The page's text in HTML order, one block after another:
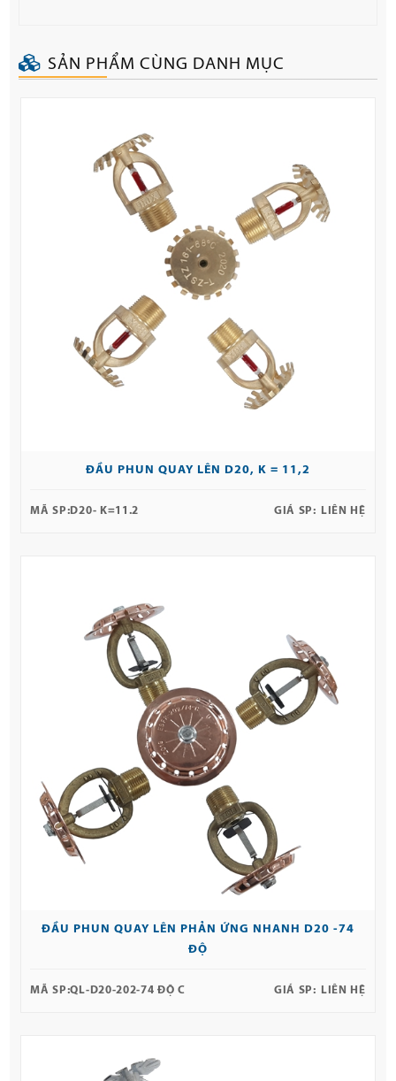
SẢN PHẨM CÙNG DANH MỤC
ĐẦU PHUN QUAY LÊN D20, K = 11,2
MÃ SP:D20- K=11.2 GIÁ SP: LIÊN HỆ
ĐẦU PHUN QUAY LÊN PHẢN ỨNG NHANH D20 -74
ĐỘ
MÃ SP:QL-D20-202-74 ĐỘ C GIÁ SP: LIÊN HỆ